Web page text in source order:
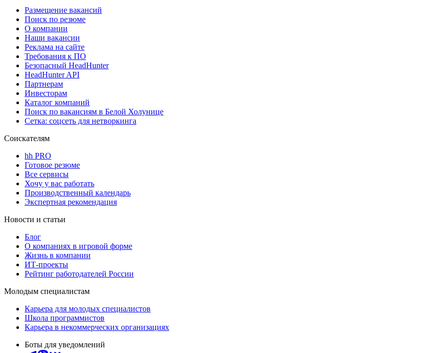
Размещение вакансий
Поиск по резюме
О компании
Наши вакансии
Реклама на сайте
Требования к ПО
Безопасный HeadHunter
HeadHunter API
Партнерам
Инвесторам
Каталог компаний
Поиск по вакансиям в Белой Холунице
Сетка: соцсеть для нетворкинга
Соискателям
hh PRO
Готовое резюме
Все сервисы
Хочу у вас работать
Производственный календарь
Экспертная рекомендация
Новости и статьи
Блог
О компаниях в игровой форме
Жизнь в компании
ИТ-проекты
Рейтинг работодателей России
Молодым специалистам
Карьера для молодых специалистов
Школа программистов
Карьера в некоммерческих организациях
Боты для уведомлений